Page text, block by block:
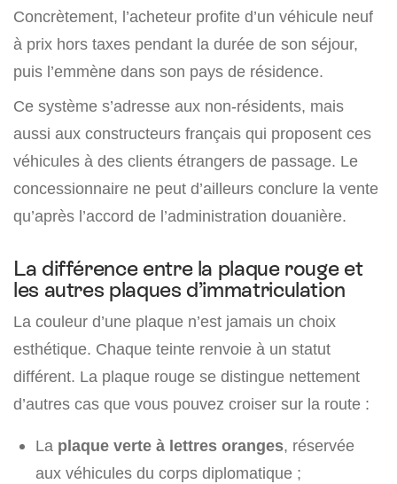
Concrètement, l’acheteur profite d’un véhicule neuf
à prix hors taxes pendant la durée de son séjour,
puis l’emmène dans son pays de résidence.
Ce système s’adresse aux non-résidents, mais
aussi aux constructeurs français qui proposent ces
véhicules à des clients étrangers de passage. Le
concessionnaire ne peut d’ailleurs conclure la vente
qu’après l’accord de l’administration douanière.
La différence entre la plaque rouge et
les autres plaques d’immatriculation
La couleur d’une plaque n’est jamais un choix
esthétique. Chaque teinte renvoie à un statut
différent. La plaque rouge se distingue nettement
d’autres cas que vous pouvez croiser sur la route :
La plaque verte à lettres oranges, réservée
aux véhicules du corps diplomatique ;